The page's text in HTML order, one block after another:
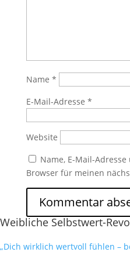
Name *
E-Mail-Adresse *
Website
Name, E-Mail-
Browser für meinen
Weibliche Selbstwert-
„Dich wirklich wertvoll fühlen –